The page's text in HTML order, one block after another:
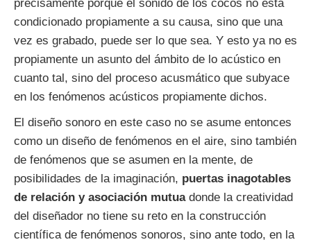
precisamente porque el sonido de los cocos no está
condicionado propiamente a su causa, sino que una
vez es grabado, puede ser lo que sea. Y esto ya no es
propiamente un asunto del ámbito de lo acústico en
cuanto tal, sino del proceso acusmático que subyace
en los fenómenos acústicos propiamente dichos.
El diseño sonoro en este caso no se asume entonces
como un diseño de fenómenos en el aire, sino también
de fenómenos que se asumen en la mente, de
posibilidades de la imaginación, puertas inagotables
de relación y asociación mutuadonde la creatividad
del diseñador no tiene su reto en la construcción
científica de fenómenos sonoros, sino ante todo, en la